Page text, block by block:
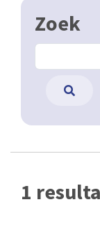
Zoek
1